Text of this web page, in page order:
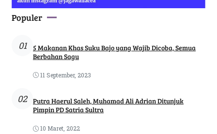
Populer
01
5 Makanan Khas Suku Bajo yang Wajib Dicoba, Semua
Berbahan Sagu
11 September, 2023
02
Putra Haerul Saleh, Muhamad Ali Adrian Ditunjuk
Pimpin PD Satria Sultra
10 Maret, 2022